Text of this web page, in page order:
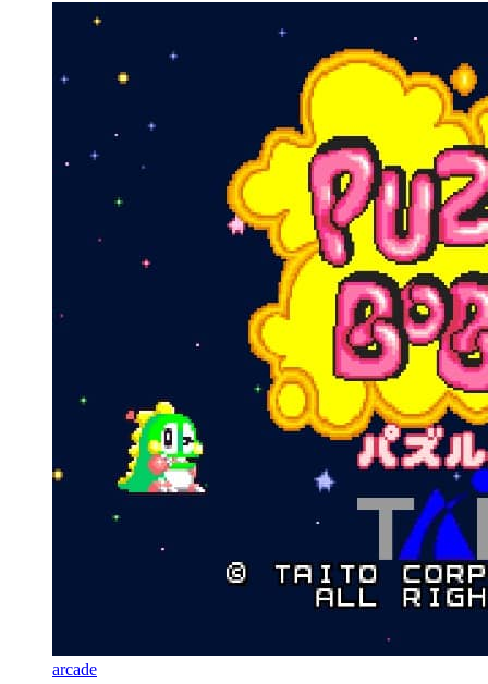
arcade